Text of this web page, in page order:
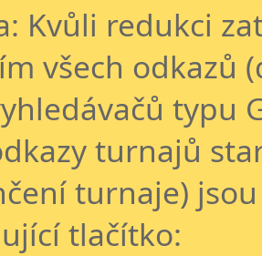
Kvůli redukci
všech odkazů
typu
turnajů
turnaje)
tlačítko: